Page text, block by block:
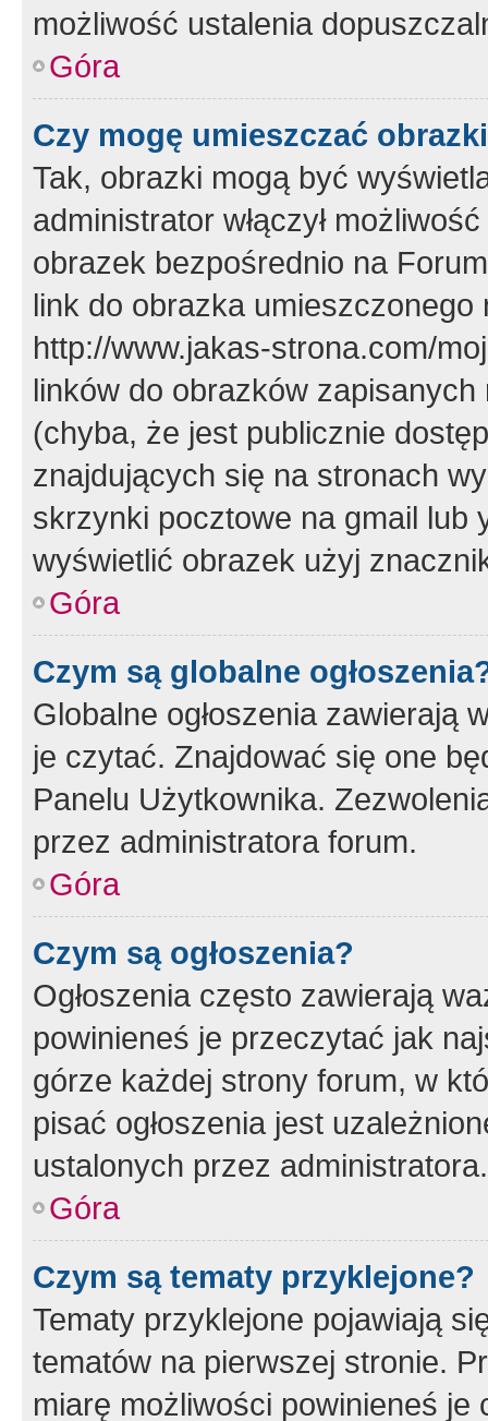
możliwość ustalenia
Góra
Czy mogę umieszczać
Tak, obrazki mogą być
administrator włączył
obrazek bezpośrednio na
link do obrazka
http://www.jakas-strona.com/
linków do obrazków
(chyba, że jest publicznie
znajdujących się na stronach
skrzynki pocztowe na gmail lub
wyświetlić obrazek użyj
Góra
Czym są globalne
Globalne ogłoszenia zawierają
je czytać. Znajdować się one
Panelu Użytkownika.
przez administratora forum.
Góra
Czym są ogłoszenia?
Ogłoszenia często zawierają
powinieneś je przeczytać jak
górze każdej strony forum, w
pisać ogłoszenia jest
ustalonych przez administratora.
Góra
Czym są tematy przyklejone?
Tematy przyklejone pojawiają
tematów na pierwszej stronie.
miarę możliwości powinieneś je